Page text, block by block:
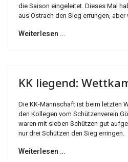
die Saison eingeleitet. Dieses Mal
aus Ostrach den Sieg errungen,
Weiterlesen …
KK liegend:
Die KK-Mannschaft ist beim letzten
den Kollegen vom Schützenverein
waren mit sieben Schützen gut
nur drei Schützen den Sieg erringen.
Weiterlesen …